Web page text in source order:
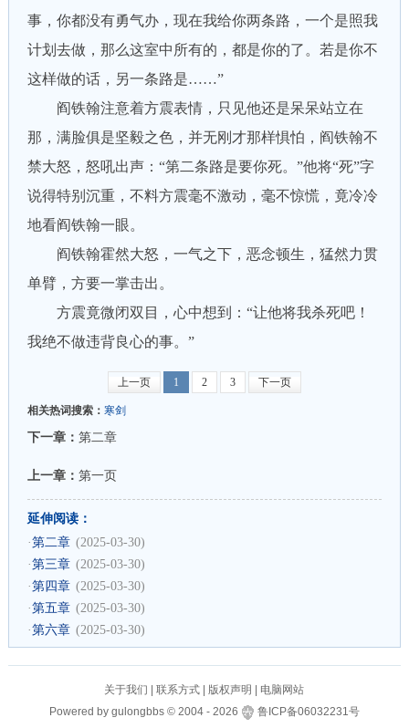
事，你都没有勇气办，现在我给你两条路，一个是照我
计划去做，那么这室中所有的，都是你的了。若是你不
这样做的话，另一条路是……”
阎铁翰注意着方震表情，只见他还是呆呆站立在
那，满脸俱是坚毅之色，并无刚才那样惧怕，阎铁翰不
禁大怒，怒吼出声：“第二条路是要你死。”他将“死”字
说得特别沉重，不料方震毫不激动，毫不惊慌，竟冷冷
地看阎铁翰一眼。
阎铁翰霍然大怒，一气之下，恶念顿生，猛然力贯
单臂，方要一掌击出。
方震竟微闭双目，心中想到：“让他将我杀死吧！
我绝不做违背良心的事。”
上一页 1 2 3 下一页
相关热词搜索： 寒剑
下一章： 第二章
上一章： 第一页
延伸阅读：
·第二章 (2025-03-30)
·第三章 (2025-03-30)
·第四章 (2025-03-30)
·第五章 (2025-03-30)
·第六章 (2025-03-30)
关于我们 |联系方式 版权声明
电脑网站
Powered by gulongbbs ©2004 - 2026 鲁ICP备06032231号